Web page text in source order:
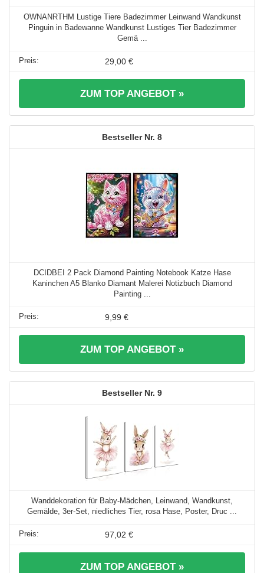
OWNANRTHM Lustige Tiere Badezimmer Leinwand Wandkunst
Pinguin in Badewanne Wandkunst Lustiges Tier Badezimmer
Gemä ...
29,00 €
ZUM TOP ANGEBOT »
8
DCIDBEI 2 Pack Diamond Painting Notebook Katze Hase
Kaninchen A5 Blanko Diamant Malerei Notizbuch Diamond
Painting ...
9,99 €
ZUM TOP ANGEBOT »
9
Wanddekoration für Baby-Mädchen, Leinwand, Wandkunst,
Gemälde, 3er-Set, niedliches Tier, rosa Hase, Poster, Druc ...
97,02 €
ZUM TOP ANGEBOT »